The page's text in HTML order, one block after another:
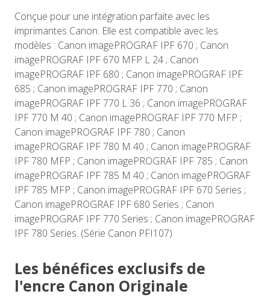
Conçue pour une intégration parfaite avec les
imprimantes Canon. Elle est compatible avec les
modèles : Canon imagePROGRAF IPF 670 ; Canon
imagePROGRAF IPF 670 MFP L 24 ; Canon
imagePROGRAF IPF 680 ; Canon imagePROGRAF IPF
685 ; Canon imagePROGRAF IPF 770 ; Canon
imagePROGRAF IPF 770 L 36 ; Canon imagePROGRAF
IPF 770 M 40 ; Canon imagePROGRAF IPF 770 MFP ;
Canon imagePROGRAF IPF 780 ; Canon
imagePROGRAF IPF 780 M 40 ; Canon imagePROGRAF
IPF 780 MFP ; Canon imagePROGRAF IPF 785 ; Canon
imagePROGRAF IPF 785 M 40 ; Canon imagePROGRAF
IPF 785 MFP ; Canon imagePROGRAF IPF 670 Series ;
Canon imagePROGRAF IPF 680 Series ; Canon
imagePROGRAF IPF 770 Series ; Canon imagePROGRAF
IPF 780 Series. (Série Canon PFI107).
Les bénéfices exclusifs de
l'encre Canon Originale